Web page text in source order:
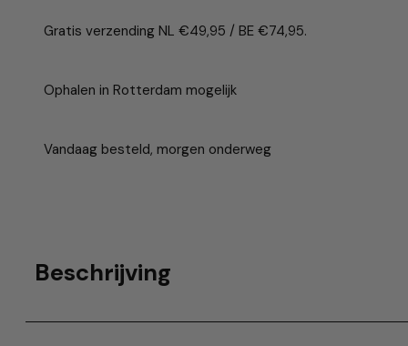
Gratis verzending NL €49,95 / BE €74,95.
Ophalen in Rotterdam mogelijk
Vandaag besteld, morgen onderweg
Beschrijving